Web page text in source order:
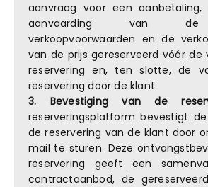
aanvraag voor een aanbetaling,
aanvaarding van de
verkoopvoorwaarden en de
van de prijs gereserveerd vóór de
reservering en, ten slotte, de
reservering door de klant.
3. Bevestiging van de
reserveringsplatform bevestigt
de reservering van de klant door
mail te sturen. Deze
reservering geeft een
contractaanbod, de